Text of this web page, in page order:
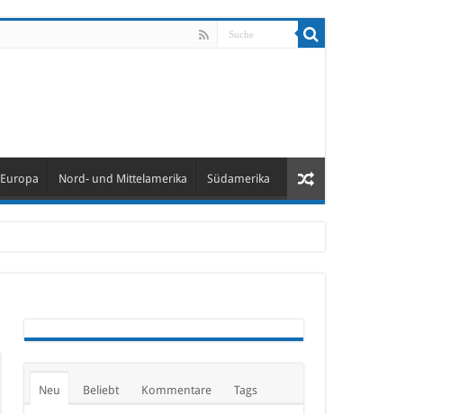
Europa Nord- und Mittelamerika Südamerika
Neu Beliebt Kommentare Tags